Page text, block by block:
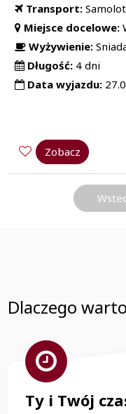
Transport: Samolot
Miejsce docelowe:
Wyżywienie:
Długość: 4 dni
Data wyjazdu:
Zobacz
Dlaczego
Ty i Twój